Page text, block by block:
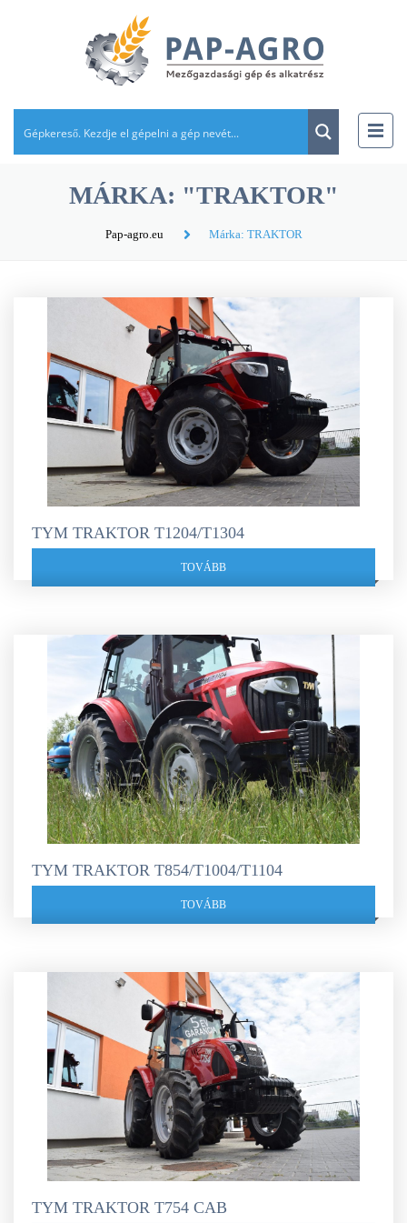
MÁRKA: "TRAKTOR"
Pap-agro.eu Márka: TRAKTOR
TYM TRAKTOR T1204/T1304
TOVÁBB
TYM TRAKTOR T854/T1004/T1104
TOVÁBB
TYM TRAKTOR T754 CAB